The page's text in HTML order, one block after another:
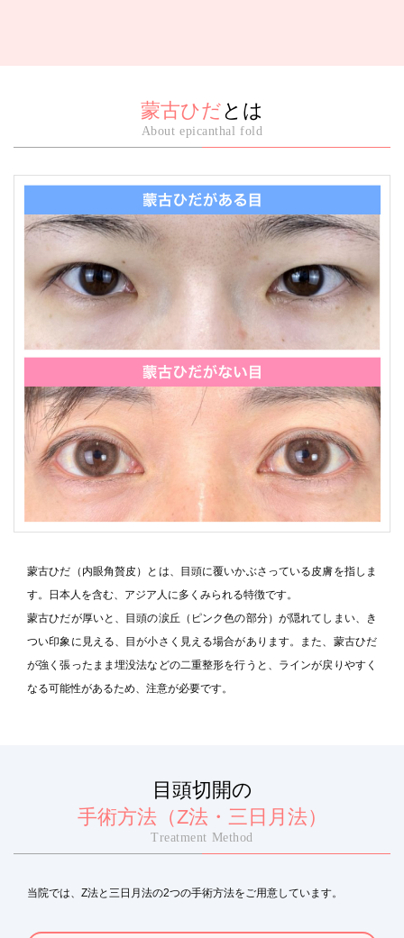
蒙古ひだとは
About epicanthal fold
蒙古ひだ（内眼角贅皮）とは、目頭に覆いかぶさっている皮膚を指しま
す。日本人を含む、アジア人に多くみられる特徴です。
蒙古ひだが厚いと、目頭の涙丘（ピンク色の部分）が隠れてしまい、き
つい印象に見える、目が小さく見える場合があります。また、蒙古ひだ
が強く張ったまま埋没法などの二重整形を行うと、ラインが戻りやすく
なる可能性があるため、注意が必要です。
目頭切開の
手術方法（Z法・三日月法）
Treatment Method
当院では、Z法と三日月法の2つの手術方法をご用意しています。